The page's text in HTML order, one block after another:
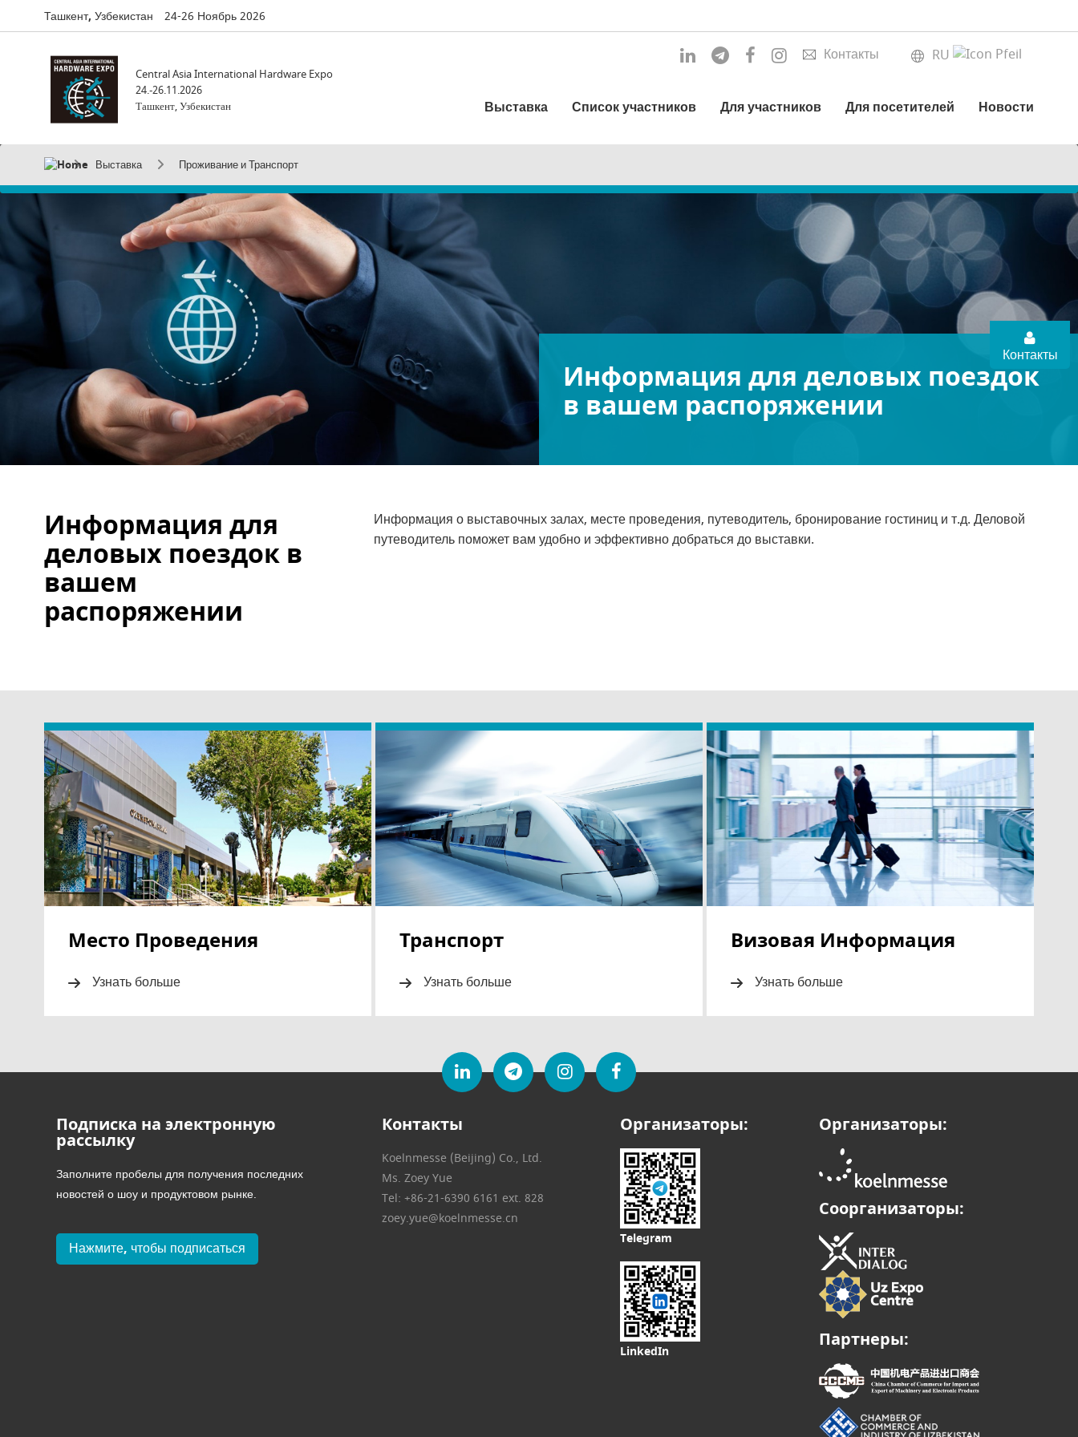
Ташкент, Узбекистан 24-26 Ноябрь 2026
Central Asia International Hardware Expo
24.-26.11.2026
Ташкент, Узбекистан
RU
Контакты
Выставка Список участников Для участников Для посетителей Новости
Выставка Проживание и Транспорт
Информация для деловых поездок
в вашем распоряжении
Информация для
деловых поездок в
вашем
распоряжении
Информация о выставочных залах, месте проведения, путеводитель, бронирование гостиниц и т.д. Деловой
путеводитель поможет вам удобно и эффективно добраться до выставки.
Место Проведения
Узнать больше
Транспорт
Узнать больше
Визовая Информация
Узнать больше
Подписка на электронную
рассылку
Заполните пробелы для получения последних
новостей о шоу и продуктовом рынке.
Нажмите, чтобы подписаться
Контакты
Koelnmesse (Beijing) Co., Ltd.
Ms. Zoey Yue
Tel: +86-21-6390 6161 ext. 828
zoey.yue@koelnmesse.cn
Организаторы:
Telegram
LinkedIn
Организаторы:
Соорганизаторы:
Партнеры:
Контакты